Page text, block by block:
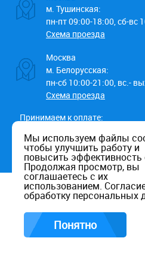
м. Тушинская:
пн-пт 09:00-18:00, сб-вс
Схема проезда
Москва
м. Белорусская:
пн-сб 10:00-21:00, вс.-
Схема проезда
Принимаем к оплате:
Данный информационный ресурс
соотв. со статьей 437 (п.2) ГК РФ.
уточняйте по телефону.
изменять технические
предварительного
Россия, Москва, Волоколамское
Мы используем файлы
чтобы улучшить работу и
повысить эффективность
Продолжая просмотр, вы
соглашаетесь с их
использованием.
обработку персональных
Понятно